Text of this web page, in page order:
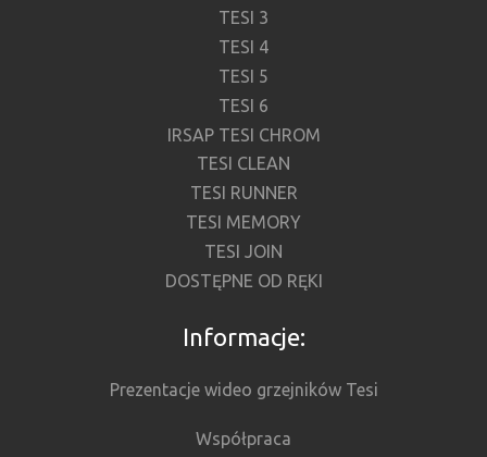
TESI 3
TESI 4
TESI 5
TESI 6
IRSAP TESI CHROM
TESI CLEAN
TESI RUNNER
TESI MEMORY
TESI JOIN
DOSTĘPNE OD RĘKI
Informacje:
Prezentacje wideo grzejników Tesi
Współpraca